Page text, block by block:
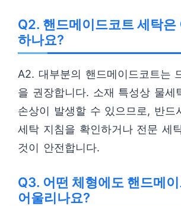
Q2. 핸드메이드코트 세탁은
하나요?
A2. 대부분의 핸드메이드코트는
을 권장합니다. 소재 특성상 물세
손상이 발생할 수 있으므로, 반드
세탁 지침을 확인하거나 전문 세
것이 안전합니다.
Q3. 어떤 체형에도 핸드메
어울리나요?